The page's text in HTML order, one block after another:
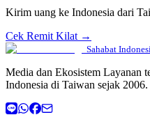
Kirim uang ke Indonesia dari
Cek Remit Kilat →
Sahabat
Media dan Ekosistem Layanan
Indonesia di Taiwan sejak 2006.